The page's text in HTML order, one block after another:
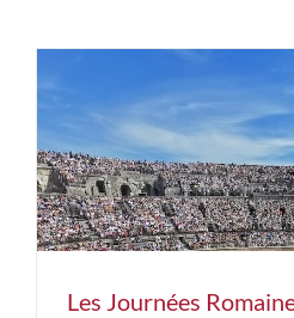
Les Journées
Quels sont les sites